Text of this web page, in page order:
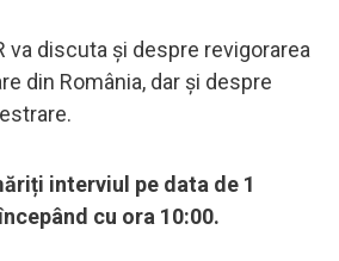
va discuta și despre revigorarea
din România, dar și despre
interviul pe data de 1
cu ora 10:00.